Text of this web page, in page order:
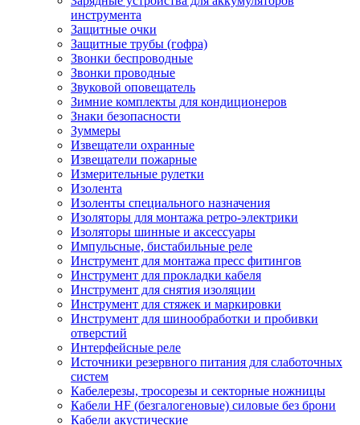
инструмента
Защитные очки
Защитные трубы (гофра)
Звонки беспроводные
Звонки проводные
Звуковой оповещатель
Зимние комплекты для кондиционеров
Знаки безопасности
Зуммеры
Извещатели охранные
Извещатели пожарные
Измерительные рулетки
Изолента
Изоленты специального назначения
Изоляторы для монтажа ретро-электрики
Изоляторы шинные и аксессуары
Импульсные, бистабильные реле
Инструмент для монтажа пресс фитингов
Инструмент для прокладки кабеля
Инструмент для снятия изоляции
Инструмент для стяжек и маркировки
Инструмент для шинообработки и пробивки
отверстий
Интерфейсные реле
Источники резервного питания для слаботочных
систем
Кабелерезы, тросорезы и секторные ножницы
Кабели HF (безгалогеновые) силовые без брони
Кабели акустические